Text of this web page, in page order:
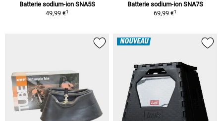
Batterie sodium-ion SNA5S
49,99 €1
Batterie sodium-ion SNA7S
69,99 €1
NOUVEAU